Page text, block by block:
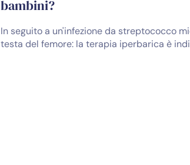
bambini?
In seguito a un'infezione da streptococco
testa del femore: la terapia iperbarica è